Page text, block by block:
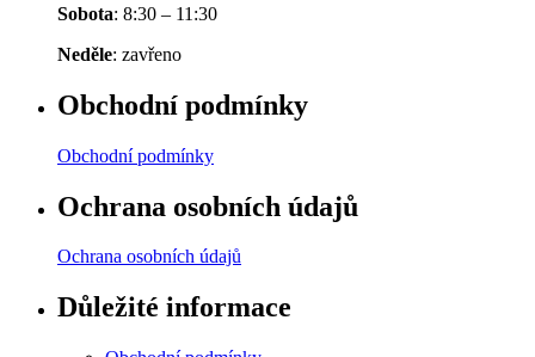
Sobota: 8:30 – 11:30
Neděle: zavřeno
Obchodní podmínky
Obchodní podmínky
Ochrana osobních údajů
Ochrana osobních údajů
Důležité informace